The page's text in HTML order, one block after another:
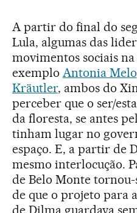
A partir do final do
Lula, algumas das
movimentos sociais
exemplo Antonia Melo
Kräutler, ambos do
perceber que o ser/
da floresta, se antes
tinham lugar no
espaço. E, a partir de
mesmo interlocução.
de Belo Monte
de que o projeto para
de Dilma guardava